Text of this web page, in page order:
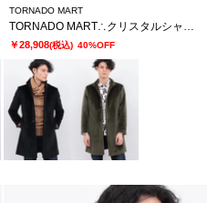
TORNADO MART
TORNADO MART∴クリスタルシャギースタンドカラーコート
￥28,908(税込) 40%OFF